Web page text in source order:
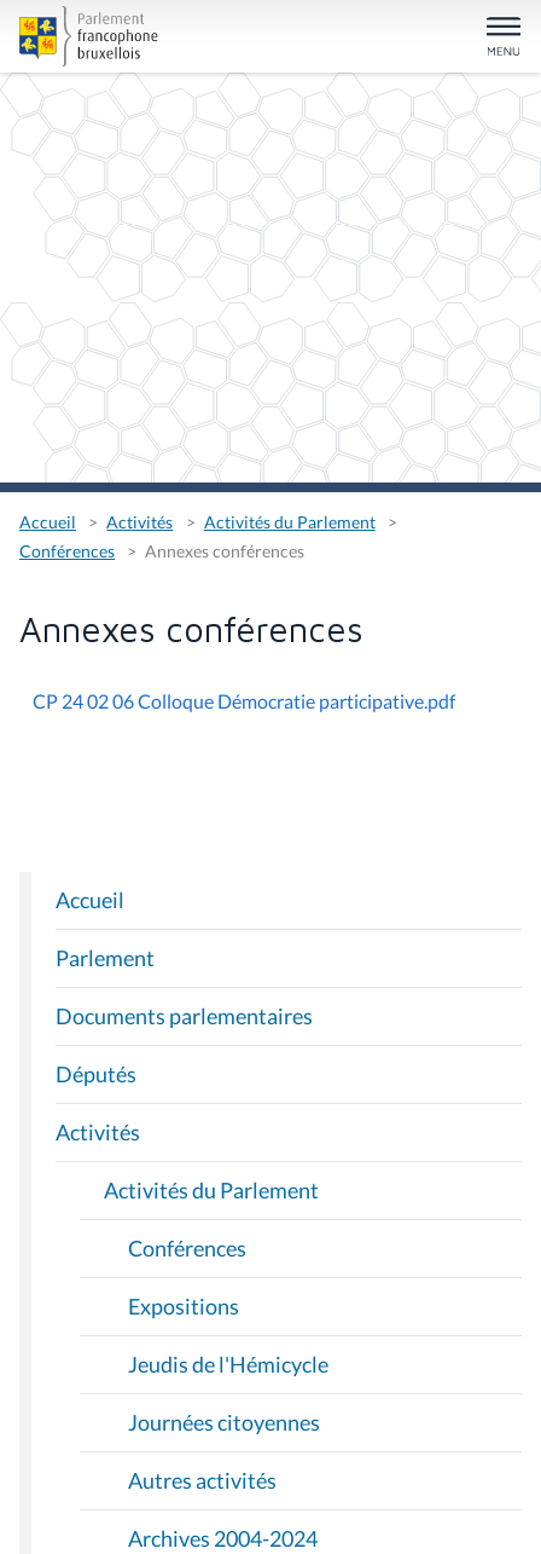
Accueil Activités
Activités du Parlement
Conférences
Annexes conférences
Annexes conférences
CP 24 02 06 Colloque Démocratie participative.pdf
N
A
V
I
G
A
T
I
O
Accueil
Parlement
Documents parlementaires
Députés
Activités
Activités du Parlement
Conférences
Expositions
Jeudis de l'Hémicycle
Journées citoyennes
Autres activités
Archives 2004-2024